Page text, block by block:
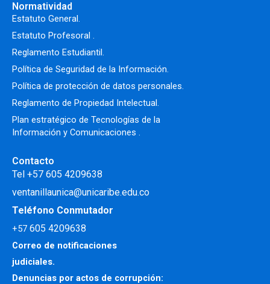
Normatividad
Estatuto General.
Estatuto Profesoral .
Reglamento Estudiantil.
Política de Seguridad de la Información.
Política de protección de datos personales.
Reglamento de Propiedad Intelectual.
Plan estratégico de Tecnologías de la
Información y Comunicaciones .
Contacto
Tel +57 605 4209638
ventanillaunica@unicaribe.edu.co
Teléfono Conmutador
+57 605 4209638
Correo de notificaciones
judiciales.
Denuncias por actos de corrupción: